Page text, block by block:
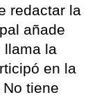
redactar la
añade
llama la
en la
tiene